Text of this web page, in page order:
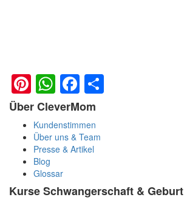
Pinterest
WhatsApp
Facebook
Über CleverMom
Kundenstimmen
Über uns & Team
Presse & Artikel
Blog
Glossar
Kurse Schwangerschaft & Geburt